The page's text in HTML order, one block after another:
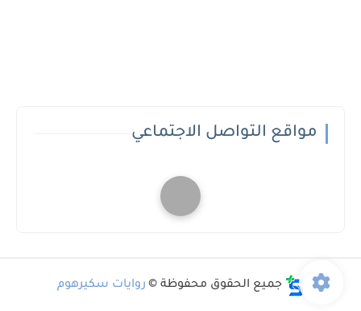
مواقع التواصل الاجتماعي
جميع الحقوق محفوظة © روايات سكيرهوم